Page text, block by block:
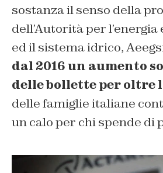
sostanza il senso della
dell’Autorità per
ed il sistema idrico,
dal 2016 un aumento
delle bollette per oltre
delle famiglie italiane
un calo per chi spende di